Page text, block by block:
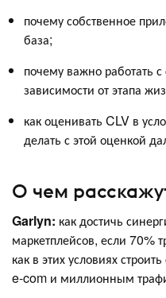
почему собственное
база;
почему важно работать
зависимости от этапа
как оценивать CLV в
делать с этой оценкой
О чем
Garlyn: как достичь
маркетплейсов, если 70%
как в этих условиях
e-com и миллионным